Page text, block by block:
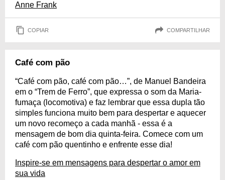
Anne Frank
COPIAR COMPARTILHAR
Café com pão
“Café com pão, café com pão…”, de Manuel Bandeira
em o “Trem de Ferro”, que expressa o som da Maria-
fumaça (locomotiva) e faz lembrar que essa dupla tão
simples funciona muito bem para despertar e aquecer
um novo recomeço a cada manhã - essa é a
mensagem de bom dia quinta-feira. Comece com um
café com pão quentinho e enfrente esse dia!
Inspire-se em mensagens para despertar o amor em
sua vida